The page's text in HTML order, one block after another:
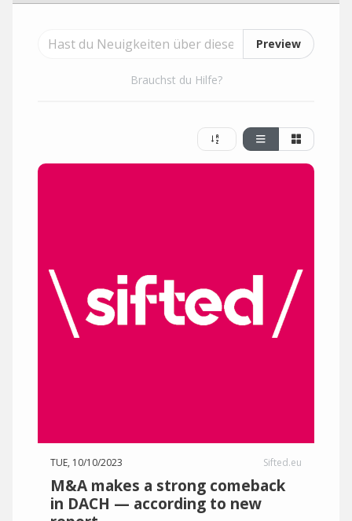
Preview
Brauchst du Hilfe?
TUE, 10/10/2023 Sifted.eu
M&A makes a strong comeback
in DACH — according to new